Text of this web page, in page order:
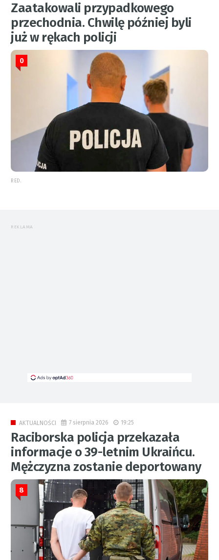
Zaatakowali przypadkowego
przechodnia. Chwilę później byli
już w rękach policji
0
RED.
REKLAMA
AKTUALNOŚCI 7 sierpnia 2026 19:25
Raciborska policja przekazała
informacje o 39-letnim Ukraińcu.
Mężczyzna zostanie deportowany
8